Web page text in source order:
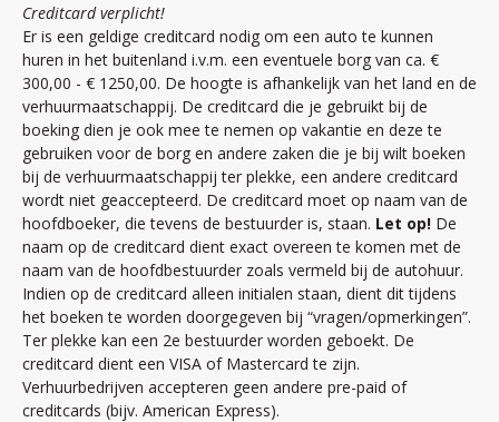
Creditcard verplicht!
Er is een geldige creditcard nodig om een auto te kunnen
huren in het buitenland i.v.m. een eventuele borg van ca. €
300,00 - € 1250,00. De hoogte is afhankelijk van het land en de
verhuurmaatschappij. De creditcard die je gebruikt bij de
boeking dien je ook mee te nemen op vakantie en deze te
gebruiken voor de borg en andere zaken die je bij wilt boeken
bij de verhuurmaatschappij ter plekke, een andere creditcard
wordt niet geaccepteerd. De creditcard moet op naam van de
hoofdboeker, die tevens de bestuurder is, staan. Let op! De
naam op de creditcard dient exact overeen te komen met de
naam van de hoofdbestuurder zoals vermeld bij de autohuur.
Indien op de creditcard alleen initialen staan, dient dit tijdens
het boeken te worden doorgegeven bij “vragen/opmerkingen”.
Ter plekke kan een 2e bestuurder worden geboekt. De
creditcard dient een VISA of Mastercard te zijn.
Verhuurbedrijven accepteren geen andere pre-paid of
creditcards (bijv. American Express).